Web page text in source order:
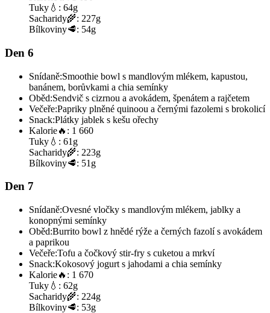
Tuky 💧: 64g
Sacharidy🌾: 227g
Bílkoviny🥩: 54g
Den 6
Snídaně:Smoothie bowl s mandlovým mlékem, kapustou,
banánem, borůvkami a chia semínky
Oběd:Sendvič s cizrnou a avokádem, špenátem a rajčetem
Večeře:Papriky plněné quinoou a černými fazolemi s brokolicí
Snack:Plátky jablek s kešu ořechy
Kalorie🔥: 1 660
Tuky 💧: 61g
Sacharidy🌾: 223g
Bílkoviny🥩: 51g
Den 7
Snídaně:Ovesné vločky s mandlovým mlékem, jablky a
konopnými semínky
Oběd:Burrito bowl z hnědé rýže a černých fazolí s avokádem
a paprikou
Večeře:Tofu a čočkový stir-fry s cuketou a mrkví
Snack:Kokosový jogurt s jahodami a chia semínky
Kalorie🔥: 1 670
Tuky 💧: 62g
Sacharidy🌾: 224g
Bílkoviny🥩: 53g